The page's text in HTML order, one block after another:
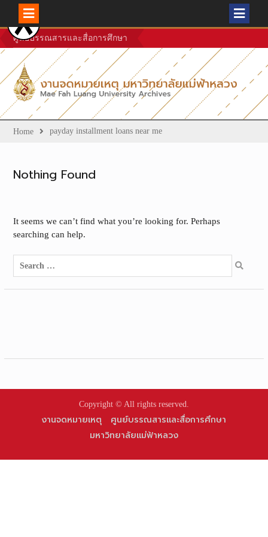
Skip
to
content
ศูนย์บรรณสารและสื่อการศึกษา
Home payday installment loans near me
Nothing Found
It seems we can’t find what you’re looking for. Perhaps
searching can help.
Search
for:
Copyright © All rights reserved.
งานจดหมายเหตุ
ศูนย์บรรณสารและสื่อการศึกษา
มหาวิทยาลัยแม่ฟ้าหลวง